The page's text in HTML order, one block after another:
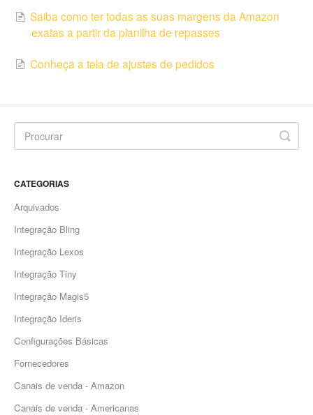
Saiba como ter todas as suas margens da Amazon
exatas a partir da planilha de repasses
Conheça a tela de ajustes de pedidos
CATEGORIAS
Arquivados
Integração Bling
Integração Lexos
Integração Tiny
Integração Magis5
Integração Ideris
Configurações Básicas
Fornecedores
Canais de venda - Amazon
Canais de venda - Americanas